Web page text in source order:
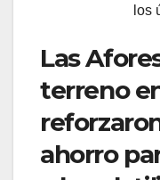
los
Las
terreno
ahorro